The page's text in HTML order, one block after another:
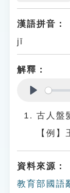
漢語拼音：
jī
解釋：
古人盤
【例
資料來源：
教育部國語